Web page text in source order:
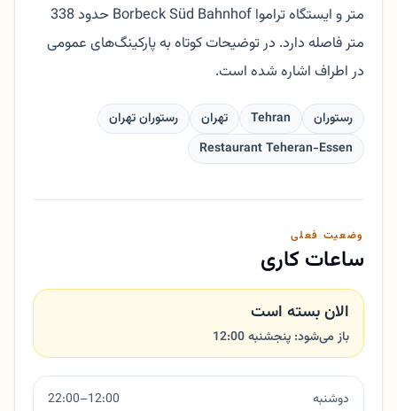
متر و ایستگاه تراموا Borbeck Süd Bahnhof حدود 338
متر فاصله دارد. در توضیحات کوتاه به پارکینگ‌های عمومی
در اطراف اشاره شده است.
رستوران Tehran تهران
رستوران تهران
Restaurant Teheran-Essen
وضعیت فعلی
ساعات کاری
الان بسته است
باز می‌شود: پنجشنبه 12:00
دوشنبه
12:00–22:00